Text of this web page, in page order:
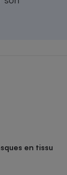
en tissu